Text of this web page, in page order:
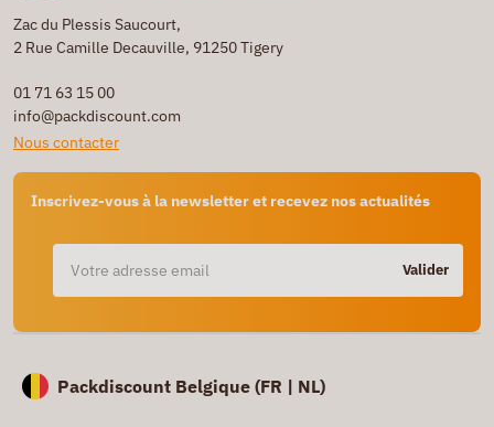
Zac du Plessis Saucourt,
2 Rue Camille Decauville, 91250 Tigery
01 71 63 15 00
info@packdiscount.com
Nous contacter
Inscrivez-vous à la newsletter et recevez nos actualités
Valider
Packdiscount Belgique (FR | NL)